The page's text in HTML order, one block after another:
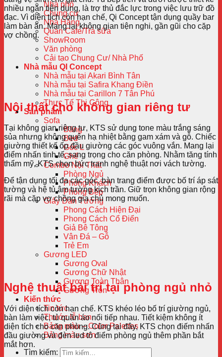
Nhà phố
Chung cư
Nhà Hàng
Quán Cafe/Trà sữa
ShowRoom
Văn phòng
Cải tạo Chung Cư/ Nhà Phố
Nhà mẫu QI Concept
Nhà mẫu tại Akari Bình Tân
Nhà mẫu tại Safira Khang Điền
Nhà mẫu tại Carillon 7 Tân Phú
Thực Tế Thi Công
Sản phẩm
Sofa
Băng
Bed
Góc L
Ghế
Combo Nội Thất
Phòng Ngủ
Phòng Khách
Phòng Bếp
Giấy Dán Tường
Phong Cách Hiện Đại
Phong Cách Cổ Điển
Giả Bê Tông
Vân Đá – Gỗ
Trẻ Em
Gương LED
Gương Oval
Gương Chữ Nhật
Gương Toàn Thân
Gương Tròn
Kiến thức
Tin tức
Thước lỗ ban
Bảng màu – Color Palettes
Bảng màu sơn
Tìm kiếm:
nhiều ngăn tiện dụng, là trợ thủ đắc lực trong việc lưu trữ đồ
đạc. Vì diện tích còn hạn chế, Qi Concept tận dụng quầy bar
làm bàn ăn. Mang lại không gian tiện nghi, gần gũi cho cặp
vợ chồng.
Nội thất cho không gian riêng tư
Tại không gian riêng tư, KTS sử dụng tone màu trắng sáng
sủa nhưng không quên hạ nhiệt bằng gam xám và gỗ. Chiếc
giường thiết kế ốp đầu giường các góc vuông vắn. Mang lại
điểm nhấn tinh tế, sang trọng cho căn phòng. Nhằm tăng tính
thẩm mỹ, KTS chọn bức tranh nghệ thuật nơi vách tường.
Để tận dụng tối đa các góc, bàn trang điểm được bố trí áp sát
tường và hệ tủ âm tường kịch trần. Giữ trọn không gian rộng
rãi mà cặp vợ chồng gia chủ mong muốn.
Nghệ thuật bài trí tại phòng ngủ nhỏ
Với diện tích còn hạn chế. KTS khéo léo bố trí giường ngủ,
bàn làm việc, tủ quần áo nối tiếp nhau. Tiết kiệm không ít
diện tích cho căn phòng. Cũng tại đây, KTS chọn điếm nhấn
đầu giường và đèn led tô điểm phòng ngủ thêm phần bắt
mắt hơn.